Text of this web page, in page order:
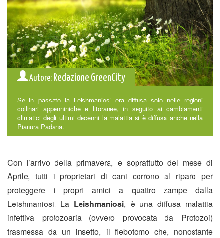
Autore: Redazione GreenCity
Se in passato la Leishmaniosi era diffusa solo nelle regioni
collinari appenniniche e litoranee, in seguito ai cambiamenti
climatici degli ultimi decenni la malattia si è diffusa anche nella
Pianura Padana.
Con l’arrivo della primavera, e soprattutto del mese di
Aprile, tutti i proprietari di cani corrono al riparo per
proteggere i propri amici a quattro zampe dalla
Leishmaniosi. La Leishmaniosi, è una diffusa malattia
infettiva protozoaria (ovvero provocata da Protozoi)
trasmessa da un insetto, il flebotomo che, nonostante